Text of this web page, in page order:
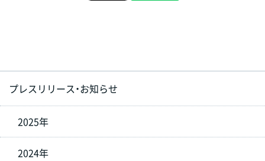
プレスリリース・お知らせ
2025年
2024年